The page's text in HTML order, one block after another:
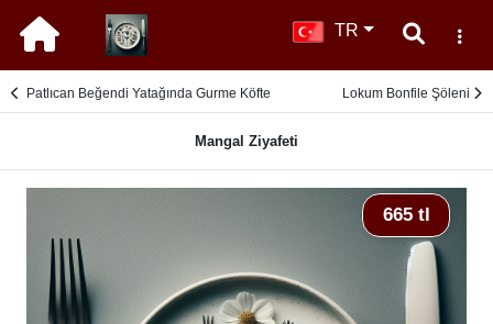
TR
Patlıcan Beğendi Yatağında Gurme Köfte Lokum Bonfile Şöleni
Mangal Ziyafeti
665 tl